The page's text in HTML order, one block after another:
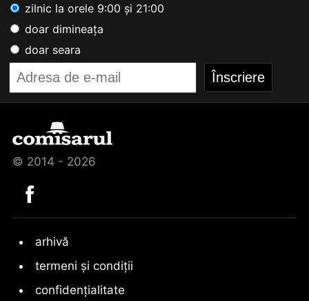
zilnic la orele 9:00 și 21:00
doar dimineața
doar seara
© 2014 - 2026
arhivă
termeni și condiții
confidențialitate